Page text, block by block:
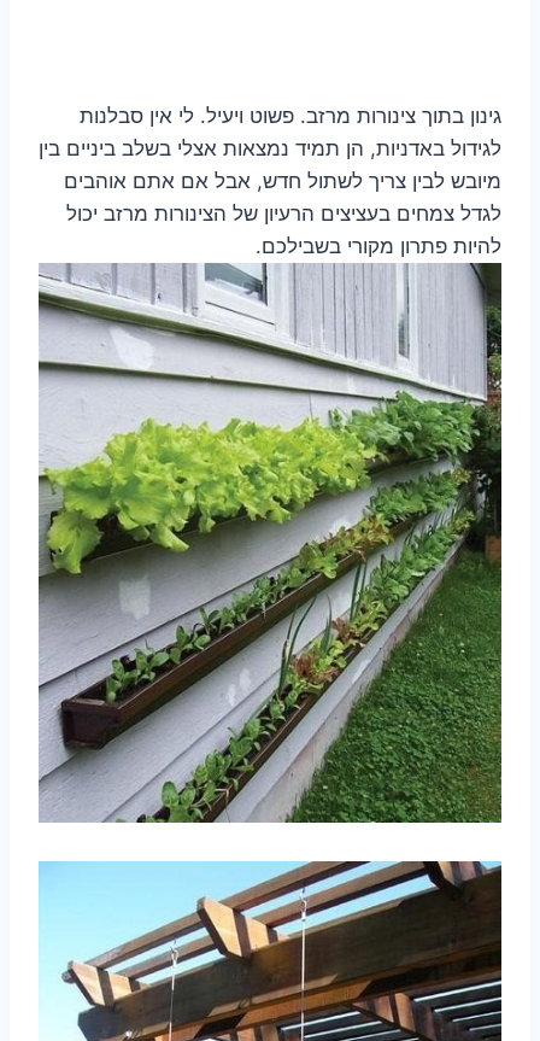
גינון בתוך צינורות מרזב. פשוט ויעיל. לי אין סבלנות
לגידול באדניות, הן תמיד נמצאות אצלי בשלב ביניים בין
מיובש לבין צריך לשתול חדש, אבל אם אתם אוהבים
לגדל צמחים בעציצים הרעיון של הצינורות מרזב יכול
להיות פתרון מקורי בשבילכם.